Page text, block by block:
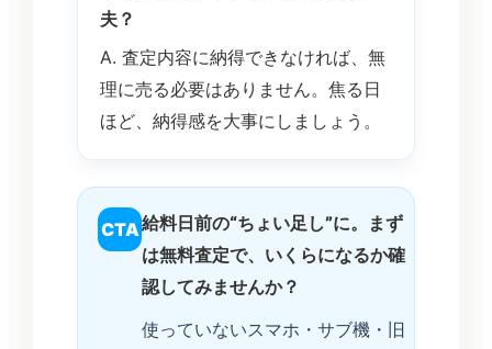
夫？
A. 査定内容に納得できなければ、無
理に売る必要はありません。焦る日
ほど、納得感を大事にしましょう。
CTA給料日前の“ちょい足し”に。まず
は無料査定で、いくらになるか確
認してみませんか？
使っていないスマホ・サブ機・旧